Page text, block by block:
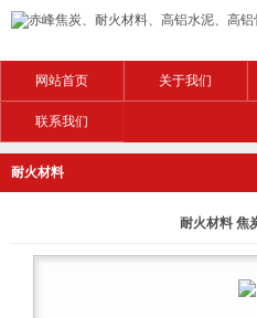
网站首页 关于我们
联系我们
耐火材料
耐火材料 焦